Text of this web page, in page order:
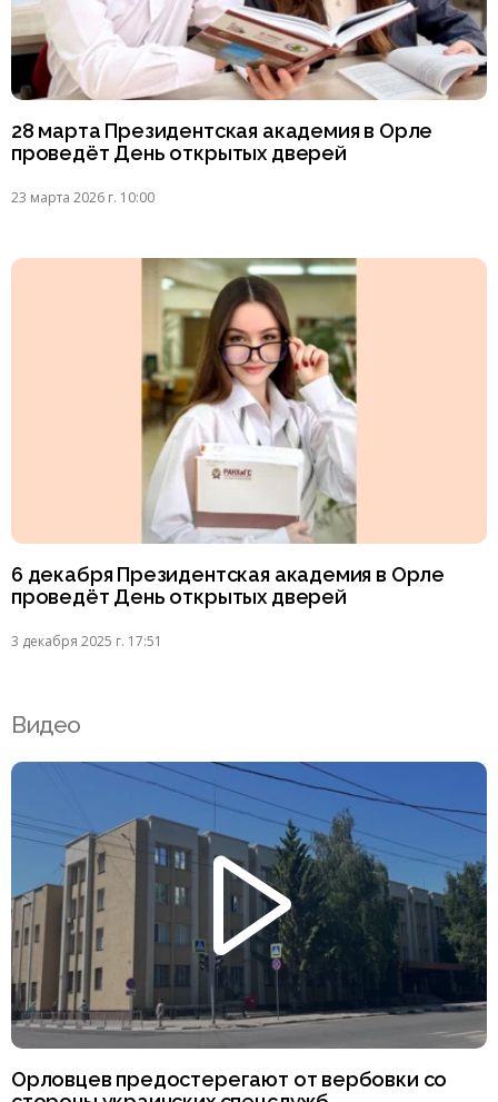
28 марта Президентская академия в Орле
проведёт День открытых дверей
23 марта 2026 г. 10:00
6 декабря Президентская академия в Орле
проведёт День открытых дверей
3 декабря 2025 г. 17:51
Видео
Орловцев предостерегают от вербовки со